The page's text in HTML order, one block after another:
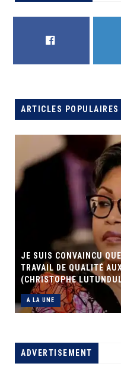
ARTICLES POPULAIRES
JE SUIS CONVAINCU
TRAVAIL DE QUALITÉ
(CHRISTOPHE
A LA UNE
ADVERTISEMENT